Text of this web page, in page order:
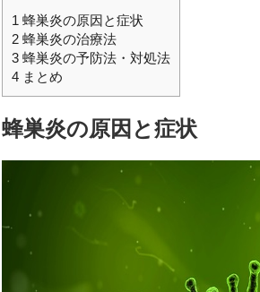
1 蜂巣炎の原因と症状
2 蜂巣炎の治療法
3 蜂巣炎の予防法・対処法
4 まとめ
蜂巣炎の原因と症状